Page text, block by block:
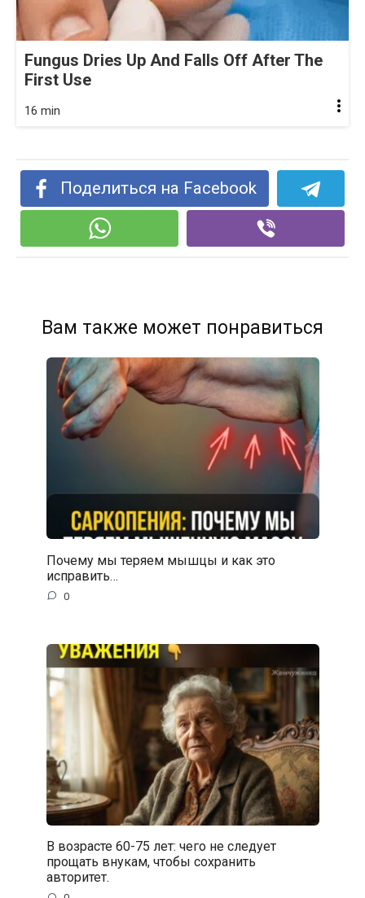
Fungus Dries Up And Falls Off After The
First Use
16 min
Поделиться на Facebook
Вам также может понравиться
Почему мы теряем мышцы и как это
исправить…
0
В возрасте 60-75 лет: чего не следует
прощать внукам, чтобы сохранить
авторитет.